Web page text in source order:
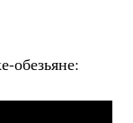
обезьяне: